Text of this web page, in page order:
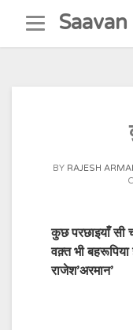
content
Saavan
BY RAJESH
कुछ परछाइयाँ सी
वक़्त भी बहरूपिया
राजेश’अरमान’